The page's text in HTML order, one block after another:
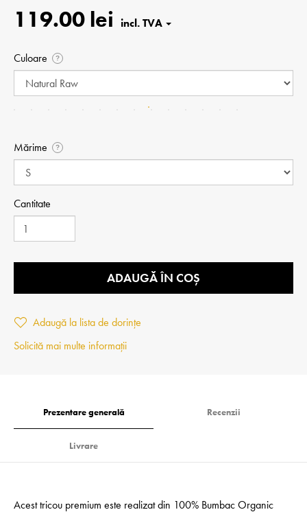
119.00 lei
Culoare ?
Mărime ?
Cantitate
ADAUGĂ ÎN COȘ
Adaugă la lista de dorințe
Solicită mai multe informații
Prezentare generală Recenzii
Livrare
Acest tricou premium este realizat din 100% Bumbac Organic